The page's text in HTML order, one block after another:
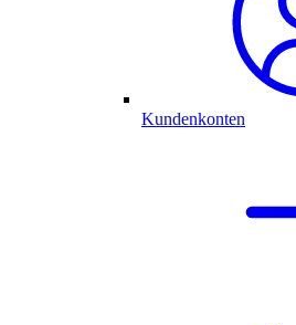
Kundenkonten